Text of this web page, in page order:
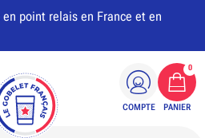
en point relais en France et en
COMPTE PANIER
0